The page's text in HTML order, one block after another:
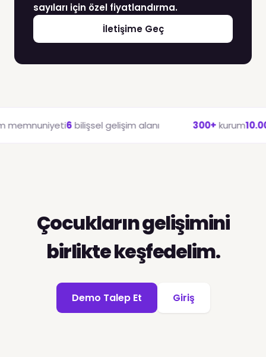
sayıları için özel fiyatlandırma.
İletişime Geç
6bilişsel gelişim alanı 300+ kurum10.000+
Çocukların gelişimini
birlikte keşfedelim.
Demo Talep Et Giriş